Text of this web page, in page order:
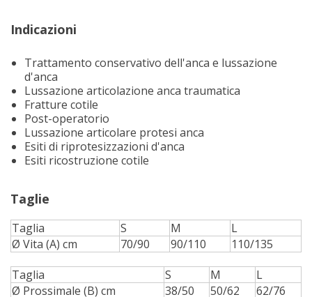
Indicazioni
Trattamento conservativo dell'anca e lussazione
d'anca
Lussazione articolazione anca traumatica
Fratture cotile
Post-operatorio
Lussazione articolare protesi anca
Esiti di riprotesizzazioni d'anca
Esiti ricostruzione cotile
Taglie
Taglia S M
L
Ø Vita (A) cm
70/90 90/110
110/135
Taglia
S M
L
Ø Prossimale (B) cm
38/50 50/62 62/76